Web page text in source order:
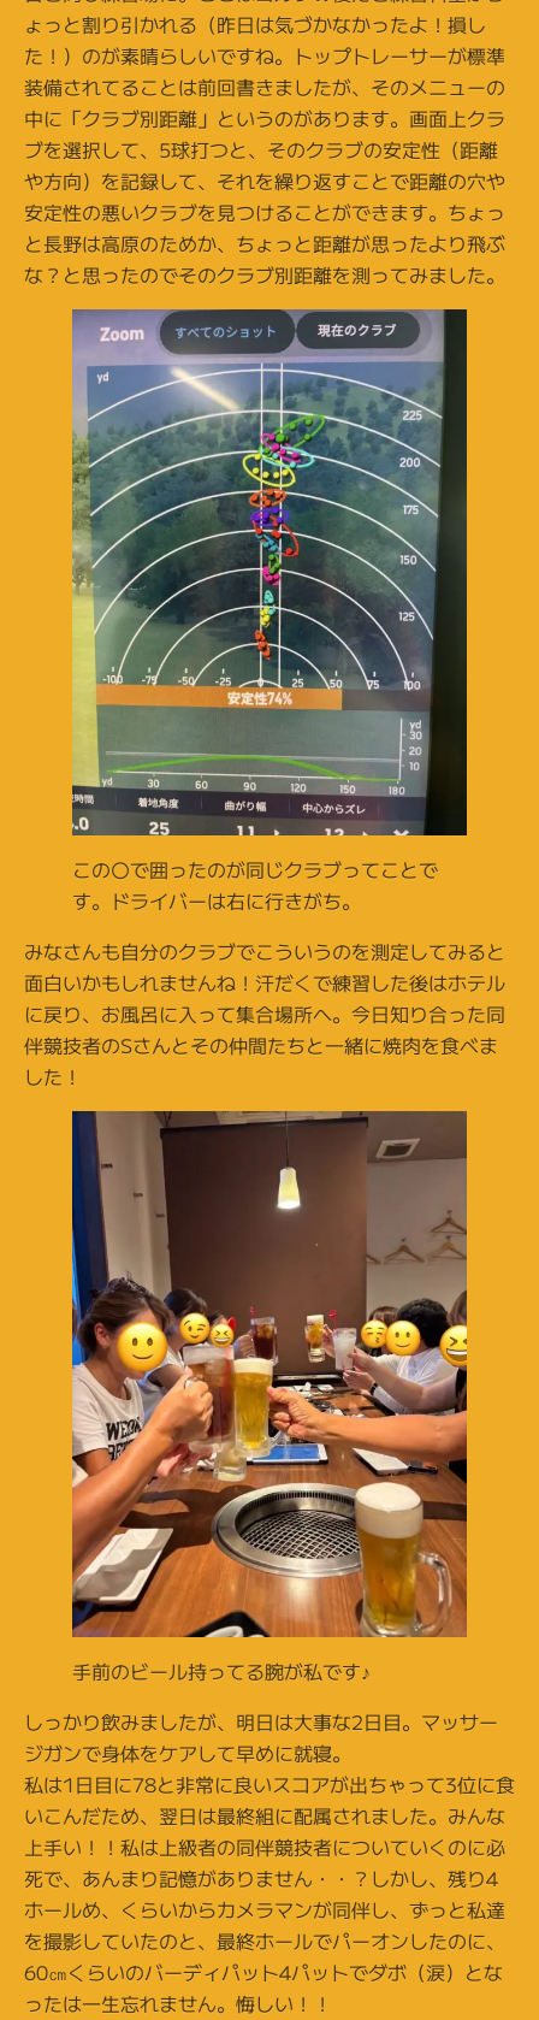
ょっと割り引かれる（昨日は気づかなかったよ！損し
た！）のが素晴らしいですね。トップトレーサーが標準
装備されてることは前回書きましたが、そのメニューの
中に「クラブ別距離」というのがあります。画面上クラ
ブを選択して、5球打つと、そのクラブの安定性（距離
や方向）を記録して、それを繰り返すことで距離の穴や
安定性の悪いクラブを見つけることができます。ちょっ
と長野は高原のためか、ちょっと距離が思ったより飛ぶ
な？と思ったのでそのクラブ別距離を測ってみました。
この〇で囲ったのが同じクラブってことで
す。ドライバーは右に行きがち。
みなさんも自分のクラブでこういうのを測定してみると
面白いかもしれませんね！汗だくで練習した後はホテル
に戻り、お風呂に入って集合場所へ。今日知り合った同
伴競技者のSさんとその仲間たちと一緒に焼肉を食べま
した！
手前のビール持ってる腕が私です♪
しっかり飲みましたが、明日は大事な2日目。マッサー
ジガンで身体をケアして早めに就寝。
私は1日目に78と非常に良いスコアが出ちゃって3位に食
いこんだため、翌日は最終組に配属されました。みんな
上手い！！私は上級者の同伴競技者についていくのに必
死で、あんまり記憶がありません・・？しかし、残り4
ホールめ、くらいからカメラマンが同伴し、ずっと私達
を撮影していたのと、最終ホールでパーオンしたのに、
60㎝くらいのバーディパット4パットでダボ（涙）とな
ったは一生忘れません。悔しい！！